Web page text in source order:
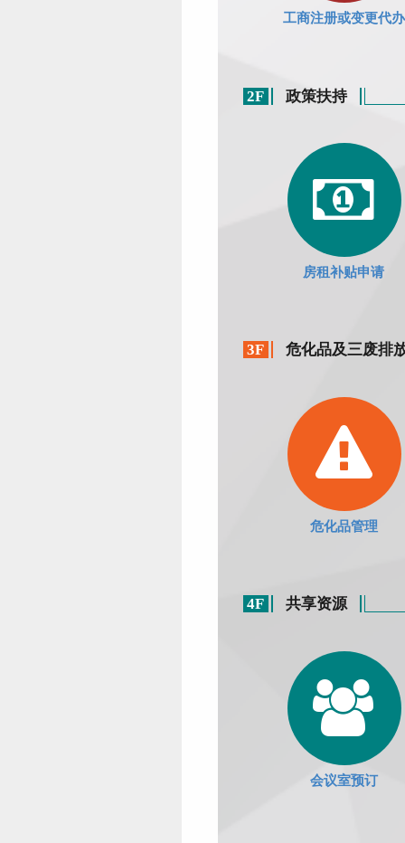
工商注册或变更代办
2F 政策扶持
房租补贴申请
3F 危化品及三废排
危化品管理
4F 共享资源
会议室预订